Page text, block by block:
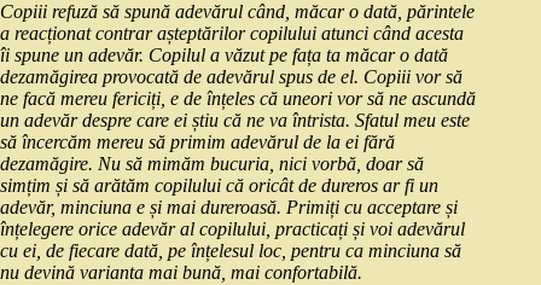
Copiii refuză să spună adevărul când, măcar o dată, părintele
a reacționat contrar așteptărilor copilului atunci când acesta
îi spune un adevăr. Copilul a văzut pe fața ta măcar o dată
dezamăgirea provocată de adevărul spus de el. Copiii vor să
ne facă mereu fericiți, e de înțeles că uneori vor să ne ascundă
un adevăr despre care ei știu că ne va întrista. Sfatul meu este
să încercăm mereu să primim adevărul de la ei fără
dezamăgire. Nu să mimăm bucuria, nici vorbă, doar să
simțim și să arătăm copilului că oricât de dureros ar fi un
adevăr, minciuna e și mai dureroasă. Primiți cu acceptare și
înțelegere orice adevăr al copilului, practicați și voi adevărul
cu ei, de fiecare dată, pe înțelesul loc, pentru ca minciuna să
nu devină varianta mai bună, mai confortabilă.